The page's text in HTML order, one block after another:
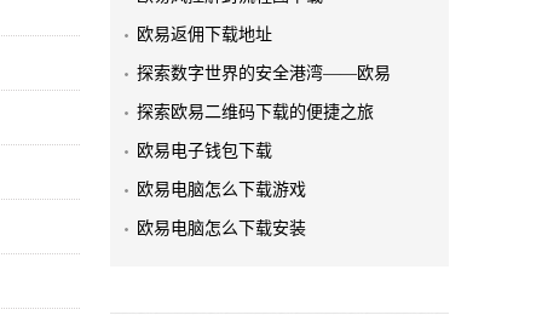
欧易返佣下载地址
探索数字世界的安全港湾——欧易
探索欧易二维码下载的便捷之旅
欧易电子钱包下载
欧易电脑怎么下载游戏
欧易电脑怎么下载安装